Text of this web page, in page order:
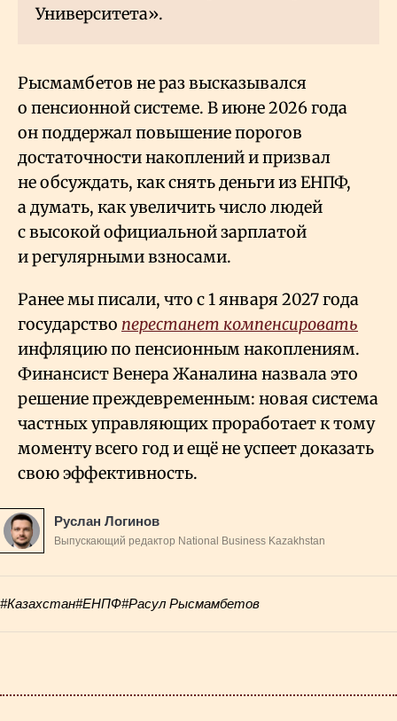
Университета».
Рысмамбетов не раз высказывался
о пенсионной системе. В июне 2026 года
он поддержал повышение порогов
достаточности накоплений и призвал
не обсуждать, как снять деньги из ЕНПФ,
а думать, как увеличить число людей
с высокой официальной зарплатой
и регулярными взносами.
Ранее мы писали, что с 1 января 2027 года
государство перестанет компенсировать
инфляцию по пенсионным накоплениям.
Финансист Венера Жаналина назвала это
решение преждевременным: новая система
частных управляющих проработает к тому
моменту всего год и ещё не успеет доказать
свою эффективность.
Руслан Логинов
Выпускающий редактор National Business Kazakhstan
#Казахстан#ЕНПФ#Расул Рысмамбетов